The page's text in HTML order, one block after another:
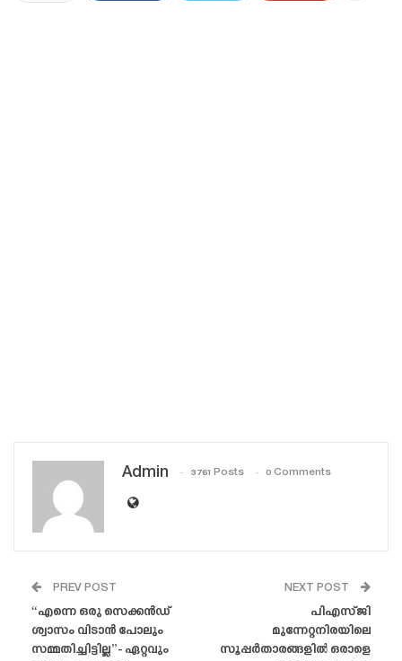
Admin 3761 Posts 0 Comments
PREV POST
“എന്നെ ഒരു സെക്കൻഡ്
ശ്വാസം വിടാൻ പോലും
സമ്മതിച്ചിട്ടില്ല”- ഏറ്റവും
NEXT POST
പിഎസ്‌ജി
മുന്നേറ്റനിരയിലെ
സൂപ്പർതാരങ്ങളിൽ ഒരാളെ